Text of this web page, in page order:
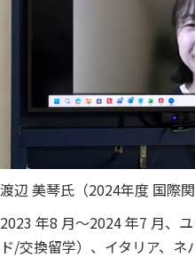
渡辺 美琴氏（2024年度 国際関
2023 年8 月～2024 年7 月、
ド/交換留学）、イタリア、ネ